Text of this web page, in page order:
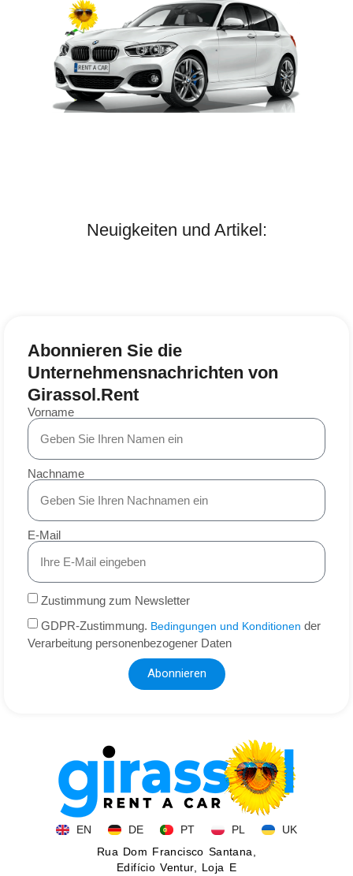
Neuigkeiten und Artikel:
Abonnieren Sie die
Unternehmensnachrichten von
Girassol.Rent
Vorname
Nachname
E-Mail
Zustimmung zum Newsletter
GDPR-Zustimmung. Bedingungen und Konditionen der
Verarbeitung personenbezogener Daten
Abonnieren
EN DE PT PL
UK
Rua Dom Francisco Santana,
Edifício Ventur, Loja E